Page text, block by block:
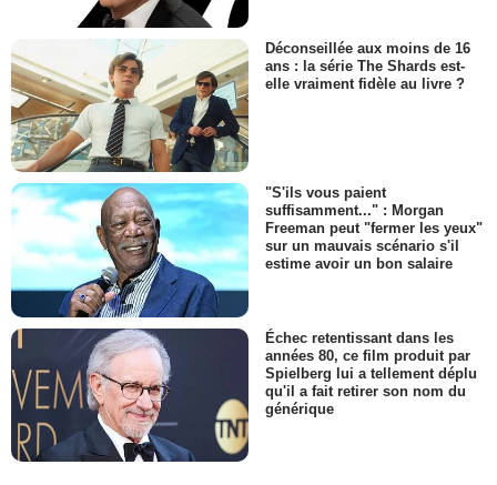
Déconseillée aux moins de 16
ans : la série The Shards est-
elle vraiment fidèle au livre ?
"S'ils vous paient
suffisamment..." : Morgan
Freeman peut "fermer les yeux"
sur un mauvais scénario s'il
estime avoir un bon salaire
Échec retentissant dans les
années 80, ce film produit par
Spielberg lui a tellement déplu
qu'il a fait retirer son nom du
générique